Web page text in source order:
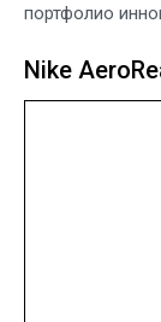
портфолио
Nike